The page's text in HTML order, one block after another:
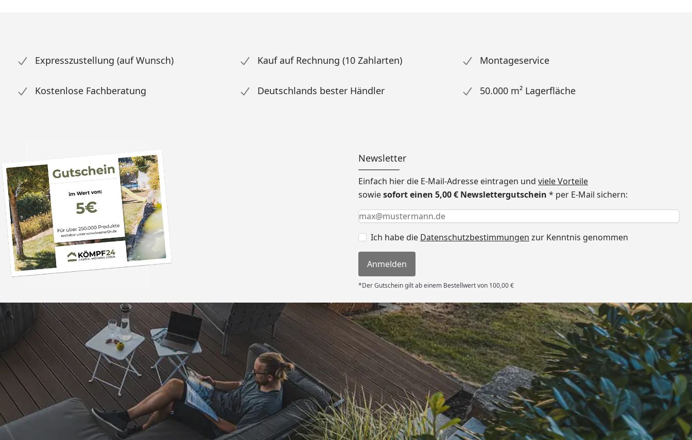
Expresszustellung (auf Wunsch) Kauf auf Rechnung (10 Zahlarten) Montageservice
Kostenlose Fachberatung Deutschlands bester Händler 50.000 m² Lagerfläche
Newsletter
Einfach hier die E-Mail-Adresse eintragen und viele Vorteile
sowiesofort einen 5,00 € Newslettergutschein * per E-Mail sichern:
Keine Eingabe erforderlich
Eingabe erforderlich
E-Mail *
Ich habe die Datenschutzbestimmungen zur Kenntnis genommen
Anmelden
*Der Gutschein gilt ab einem Bestellwert von 100,00 €
Versand Auszeichnungen
Akzeptierte Zahlungsarten Offizieller Partner des Deutschen Handballbundes